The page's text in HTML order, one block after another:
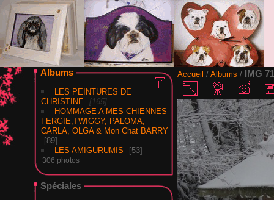
Albums
LES PEINTURES DE
CHRISTINE
165
HOMMAGE A MES CHIENNES
FERGIE,TWIGGY, PALOMA,
CARLA, OLGA & Mon Chat BARRY
89
LES AMIGURUMIS
53
306 photos
Spéciales
Accueil / Albums / IMG